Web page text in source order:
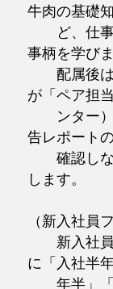
牛肉の基礎
ど、仕事
事柄を学びま
配属後は
が「ペア担
ンター）
告レポート
確認しな
します。
（新入社員
新入社員
に「入社半
年半」「